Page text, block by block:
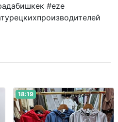
#eze
18:19